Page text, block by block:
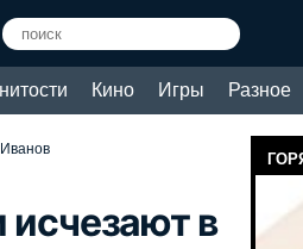
Кино Игры Разное
исчезают в